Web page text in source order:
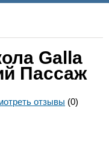
Galla
Пассаж
отзывы (0)